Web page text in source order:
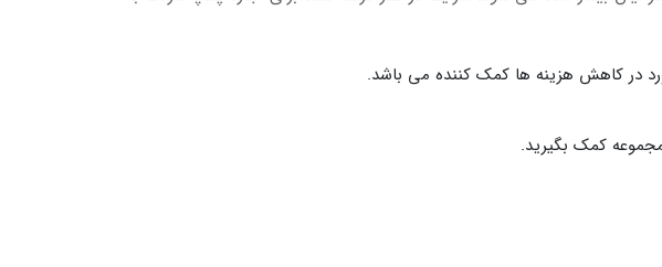
در کاهش هزینه ها کمک کننده می باشد.
کمک بگیرید.